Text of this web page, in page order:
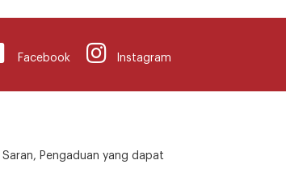
Instagram
Facebook
Pengaduan yang dapat